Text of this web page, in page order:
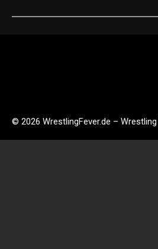
© 2026 WrestlingFever.de –